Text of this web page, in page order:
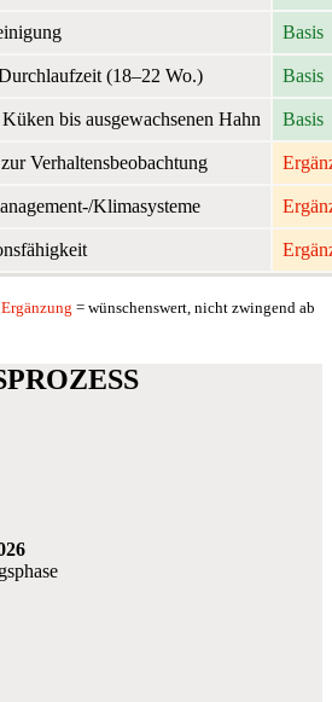
Basis
(18–22 Wo.) Basis
bis ausgewachsenen Hahn Basis
Verhaltensbeobachtung
Klimasysteme
Ergänzung = wünschenswert, nicht zwingend ab